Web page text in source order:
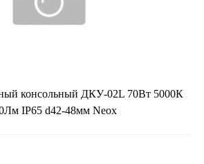
консольный ДКУ-02L 70Вт 5000К
IP65 d42-48мм Neox